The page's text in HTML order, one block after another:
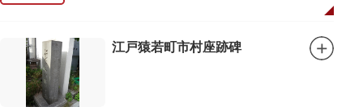
江戸猿若町市村座跡碑